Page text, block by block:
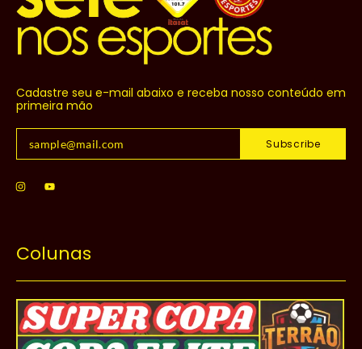
Cadastre seu e-mail abaixo e receba nosso conteúdo em
primeira mão
Subscribe
Colunas